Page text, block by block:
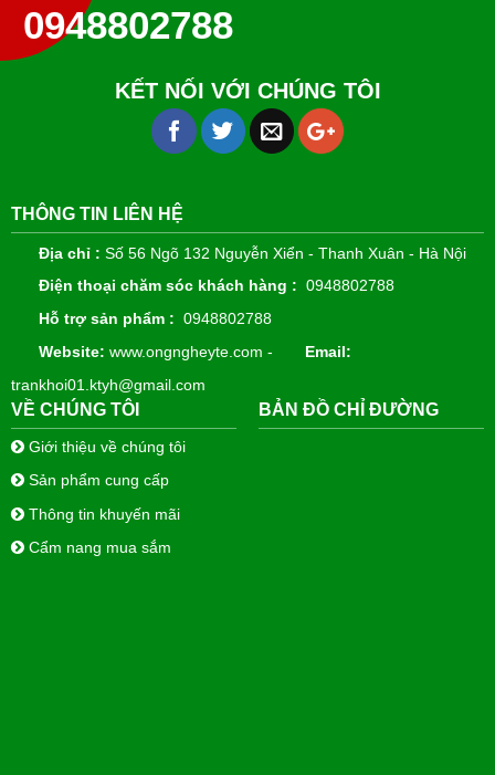
0948802788
KẾT NỐI VỚI CHÚNG TÔI
THÔNG TIN LIÊN HỆ
Địa chỉ : Số 56 Ngõ 132 Nguyễn Xiển - Thanh Xuân - Hà Nội
Điện thoại chăm sóc khách hàng : 0948802788
Hỗ trợ sản phẩm : 0948802788
Website: www.ongngheyte.com -
Email:
trankhoi01.ktyh@gmail.com
VỀ CHÚNG TÔI
Giới thiệu về chúng tôi
Sản phẩm cung cấp
Thông tin khuyến mãi
Cẩm nang mua sắm
BẢN ĐỒ CHỈ ĐƯỜNG